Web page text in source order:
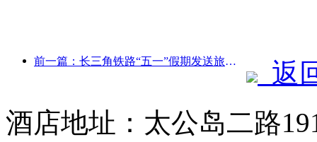
前一篇：长三角铁路“五一”假期发送旅客超2138万人次
返
酒店地址：太公岛二路